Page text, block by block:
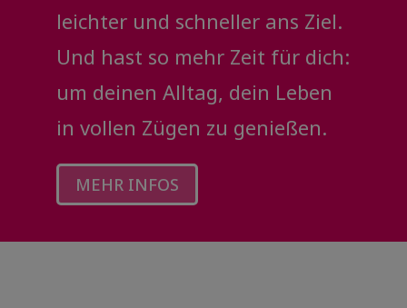
leichter und schneller ans Ziel.
Und hast so mehr Zeit für dich:
um deinen Alltag, dein Leben
in vollen Zügen zu genießen.
MEHR INFOS